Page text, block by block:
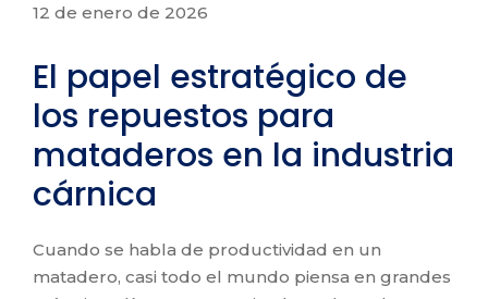
12 de enero de 2026
El papel estratégico de
los repuestos para
mataderos en la industria
cárnica
Cuando se habla de productividad en un
matadero, casi todo el mundo piensa en grandes